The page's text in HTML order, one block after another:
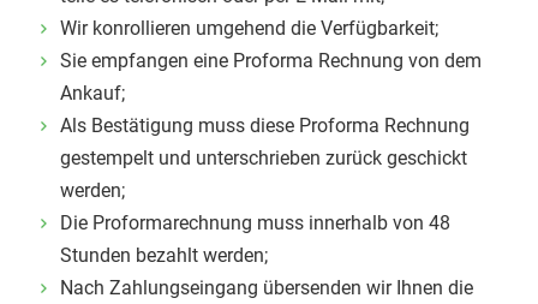
Wir konrollieren umgehend die Verfügbarkeit;
Sie empfangen eine Proforma Rechnung von dem
Ankauf;
Als Bestätigung muss diese Proforma Rechnung
gestempelt und unterschrieben zurück geschickt
werden;
Die Proformarechnung muss innerhalb von 48
Stunden bezahlt werden;
Nach Zahlungseingang übersenden wir Ihnen die